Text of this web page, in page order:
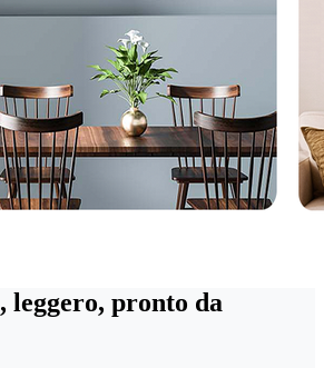
leggero, pronto da